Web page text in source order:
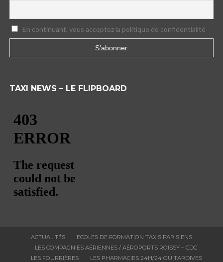
En continuant, vous acceptez la politique de confidentialité
TAXI NEWS – LE FLIPBOARD
ACTUALITÉS
ECOLES DE FORMATION TAXIS PARISIENS
LES COMPAGNIES AÉRIENNES / AÉROPORTS ROISSY – CDG
LES FOURRIÈRES
LES PHARMACIES 24H/24 OU TARDIVES